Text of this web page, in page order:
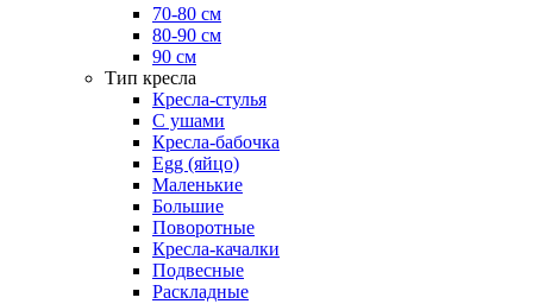
70-80 см
80-90 см
90 см
Тип кресла
Кресла-стулья
С ушами
Кресла-бабочка
Egg (яйцо)
Маленькие
Большие
Поворотные
Кресла-качалки
Подвесные
Раскладные